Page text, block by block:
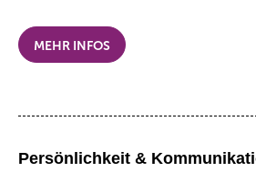
MEHR INFOS
Persönlichkeit &